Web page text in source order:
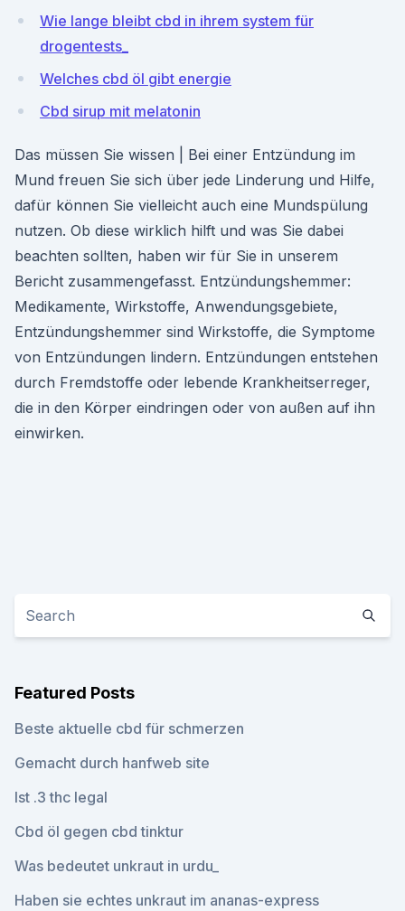
Wie lange bleibt cbd in ihrem system für
drogentests_
Welches cbd öl gibt energie
Cbd sirup mit melatonin
Das müssen Sie wissen | Bei einer Entzündung im
Mund freuen Sie sich über jede Linderung und Hilfe,
dafür können Sie vielleicht auch eine Mundspülung
nutzen. Ob diese wirklich hilft und was Sie dabei
beachten sollten, haben wir für Sie in unserem
Bericht zusammengefasst. Entzündungshemmer:
Medikamente, Wirkstoffe, Anwendungsgebiete,
Entzündungshemmer sind Wirkstoffe, die Symptome
von Entzündungen lindern. Entzündungen entstehen
durch Fremdstoffe oder lebende Krankheitserreger,
die in den Körper eindringen oder von außen auf ihn
einwirken.
Featured Posts
Beste aktuelle cbd für schmerzen
Gemacht durch hanfweb site
Ist .3 thc legal
Cbd öl gegen cbd tinktur
Was bedeutet unkraut in urdu_
Haben sie echtes unkraut im ananas-express